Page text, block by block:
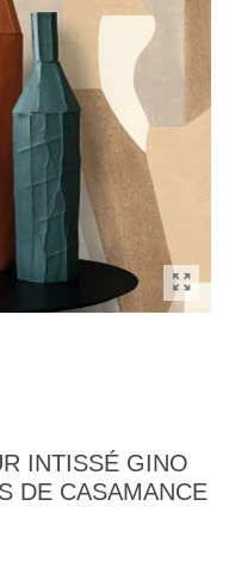
INTISSÉ GINO
DE CASAMANCE